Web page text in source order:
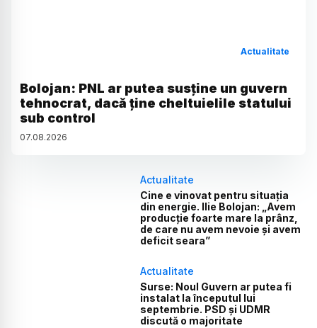
Actualitate
Bolojan: PNL ar putea susține un guvern
tehnocrat, dacă ține cheltuielile statului
sub control
07.08.2026
Actualitate
Cine e vinovat pentru situația
din energie. Ilie Bolojan: „Avem
producție foarte mare la prânz,
de care nu avem nevoie și avem
deficit seara”
Actualitate
Surse: Noul Guvern ar putea fi
instalat la începutul lui
septembrie. PSD și UDMR
discută o majoritate